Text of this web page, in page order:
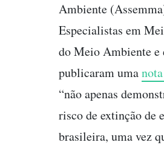
Ambiente
Especialistas em
do Meio Ambiente
publicaram uma
“não apenas
risco de extinção de
brasileira, uma vez